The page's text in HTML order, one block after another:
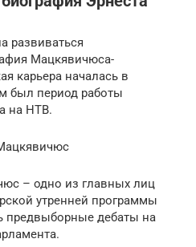
развиваться
Мацкявичюса-
карьера началась в
был период работы
на НТВ.
– одно из главных лиц
утренней программы
предвыборные дебаты на